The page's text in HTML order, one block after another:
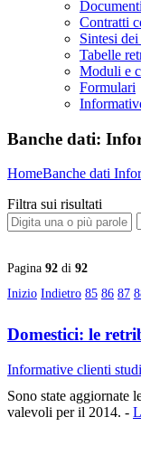
Documenti
Contratti
Sintesi
Tabelle
Moduli e
Formulari
Banche dati:
HomeBanche dati
Filtra sui risultati
Pagina 92 di 92
Inizio Indietro 85 86 87
Domestici: le
Informative clienti
Sono state aggiornate
valevoli per il 2014. -